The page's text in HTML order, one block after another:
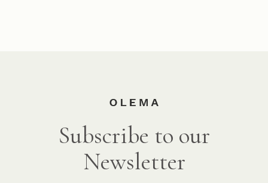
Subscribe to our
Newsletter